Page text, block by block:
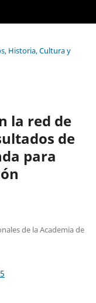
Historia, Cultura y
la red de
de
para
de la Academia de